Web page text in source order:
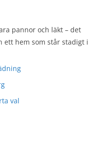
pannor och läkt – det
ett hem som står stadigt i
val